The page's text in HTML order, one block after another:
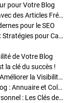
pour Votre Blog
Stratégies de Publication : Boostez Votre Blog avec des Articles Fréquents et Exclusifs
pour le SEO
Enrichir Vos Articles avec des Contenus Riches : Stratégies pour Captiver et Optimiser
de Votre Blog
la clé du succès !
Optimisation SEO des Articles : Stratégies pour Améliorer la Visibilité de Votre Blog
Stratégies pour améliorer la visibilité de votre Blog : Annuaire et Collaborations
Pourquoi Investir dans un Nom de Domaine Personnel : Les Clés de la Réussite de Votre Blog